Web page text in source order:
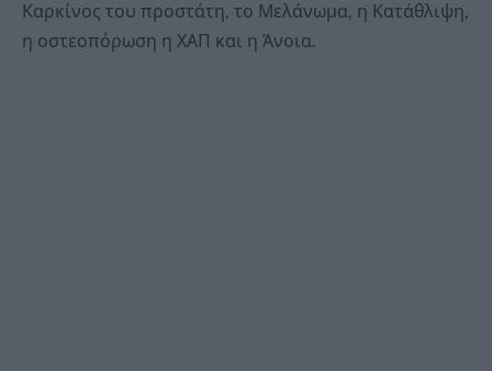
Καρκίνος του προστάτη, το Μελάνωμα, η Κατάθλιψη,
η οστεοπόρωση η ΧΑΠ και η Άνοια.